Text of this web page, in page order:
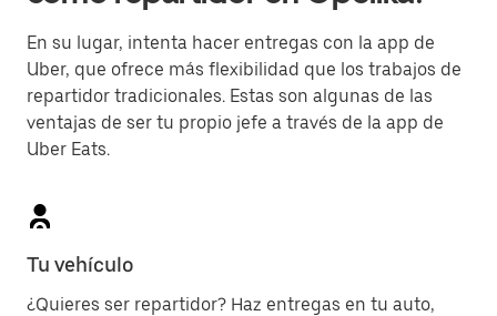
En su lugar, intenta hacer entregas con la app de
Uber, que ofrece más flexibilidad que los trabajos de
repartidor tradicionales. Estas son algunas de las
ventajas de ser tu propio jefe a través de la app de
Uber Eats.
Tu vehículo
¿Quieres ser repartidor? Haz entregas en tu auto,